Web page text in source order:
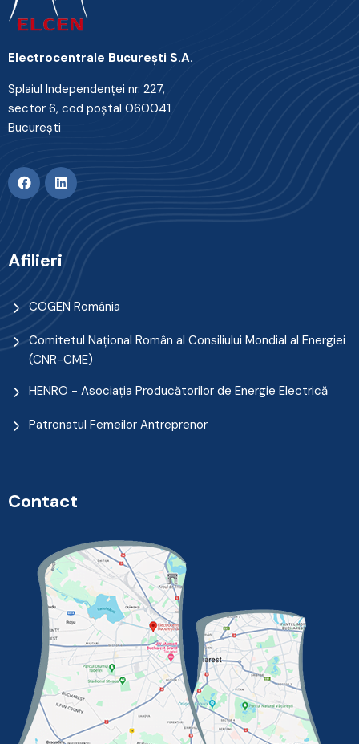
Electrocentrale Bucureşti S.A.
Splaiul Independenţei nr. 227,
sector 6, cod poştal 060041
Bucureşti
Afilieri
COGEN România
Comitetul Naţional Român al Consiliului Mondial al Energiei
(CNR-CME)
HENRO - Asociația Producătorilor de Energie Electrică
Patronatul Femeilor Antreprenor
Contact